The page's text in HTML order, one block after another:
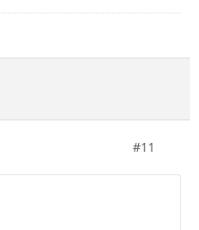
#11